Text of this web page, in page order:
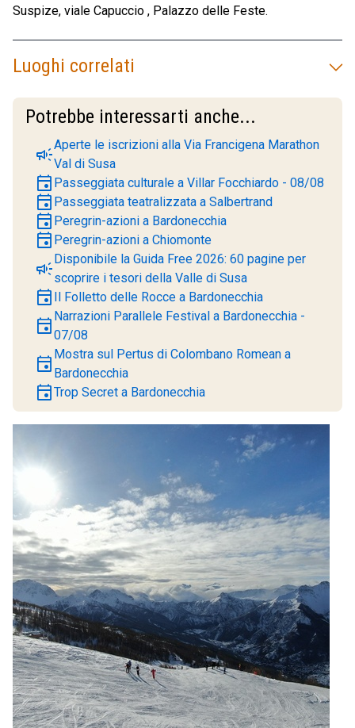
Suspize, viale Capuccio , Palazzo delle Feste.
Luoghi correlati
Potrebbe interessarti anche...
campaignAperte le iscrizioni alla Via Francigena Marathon
Val di Susa
event Passeggiata culturale a Villar Focchiardo - 08/08
event Passeggiata teatralizzata a Salbertrand
event Peregrin-azioni a Bardonecchia
event Peregrin-azioni a Chiomonte
campaignDisponibile la Guida Free 2026: 60 pagine per
scoprire i tesori della Valle di Susa
event Il Folletto delle Rocce a Bardonecchia
event Narrazioni Parallele Festival a Bardonecchia -
07/08
event Mostra sul Pertus di Colombano Romean a
Bardonecchia
eventTrop Secret a Bardonecchia